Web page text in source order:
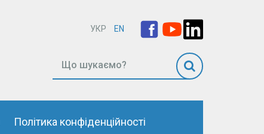
УКР EN
Політика конфіденційності